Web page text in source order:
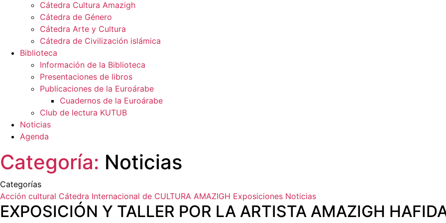
Cátedra Cultura Amazigh
Cátedra de Género
Cátedra Arte y Cultura
Cátedra de Civilización islámica
Biblioteca
Información de la Biblioteca
Presentaciones de libros
Publicaciones de la Euroárabe
Cuadernos de la Euroárabe
Club de lectura KUTUB
Noticias
Agenda
Categoría: Noticias
Categorías
Acción cultural Cátedra Internacional de CULTURA AMAZIGH Exposiciones Noticias
EXPOSICIÓN Y TALLER POR LA ARTISTA AMAZIGH